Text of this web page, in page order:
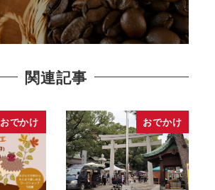
関連記事
おでかけ おでかけ